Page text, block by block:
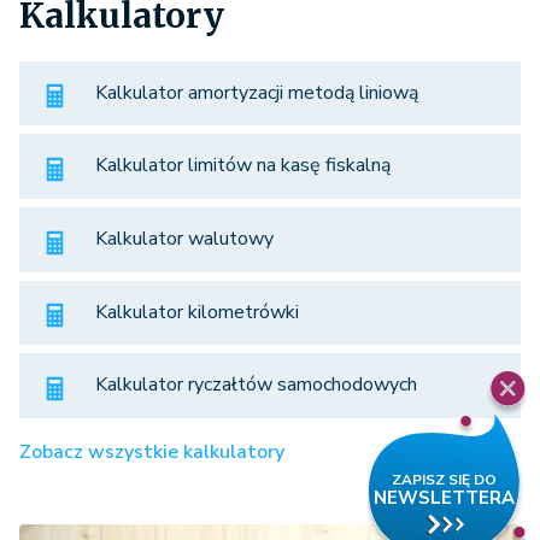
Kalkulatory
Kalkulator amortyzacji metodą liniową
Kalkulator limitów na kasę fiskalną
Kalkulator walutowy
Kalkulator kilometrówki
Kalkulator ryczałtów samochodowych
Zobacz wszystkie kalkulatory